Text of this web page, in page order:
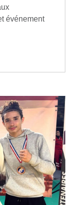
événement